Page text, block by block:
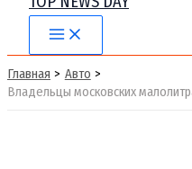
Main
Menu
Главная
Авто
Владельцы московских